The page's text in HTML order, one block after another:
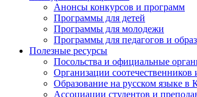
Анонсы конкурсов и программ
Программы для детей
Программы для молодежи
Программы для педагогов и
Полезные ресурсы
Посольства и официальные
Организации
Образование на русском языке в
Ассоциации студентов и